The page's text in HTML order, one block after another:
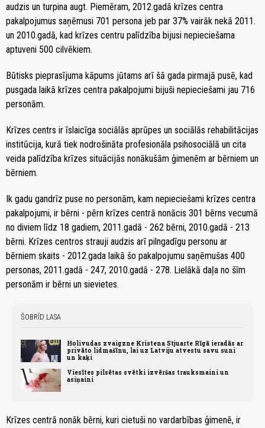
audzis un turpina augt. Piemēram, 2012.gadā krīzes centra
pakalpojumus saņēmusi 701 persona jeb par 37% vairāk nekā 2011.
un 2010.gadā, kad krīzes centru palīdzība bijusi nepieciešama
aptuveni 500 cilvēkiem.
Būtisks pieprasījuma kāpums jūtams arī šā gada pirmajā pusē, kad
pusgada laikā krīzes centra pakalpojumi bijuši nepieciešami jau 716
personām.
Krīzes centrs ir īslaicīga sociālās aprūpes un sociālās rehabilitācijas
institūcija, kurā tiek nodrošināta profesionāla psihosociālā un cita
veida palīdzība krīzes situācijās nonākušām ģimenēm ar bērniem un
bērniem.
Ik gadu gandrīz puse no personām, kam nepieciešami krīzes centra
pakalpojumi, ir bērni - pērn krīzes centrā nonācis 301 bērns vecumā
no diviem līdz 18 gadiem, 2011.gadā - 262 bērni, 2010.gadā - 213
bērni. Krīzes centros strauji audzis arī pilngadīgu personu ar
bērniem skaits - 2012.gada laikā šo pakalpojumu saņēmušas 400
personas, 2011.gadā - 247, 2010.gadā - 278. Lielākā daļa no šīm
personām ir bērni un sievietes.
ŠOBRĪD LASA
Holivudas zvaigzne Kristena Stjuarte Rīgā ieradās ar
privāto lidmašīnu, lai uz Latviju atvestu savu suni
un kaķi
Viesītes pilsētas svētki izvēršas trauksmaini un
asiņaini
Krīzes centrā nonāk bērni, kuri cietuši no vardarbības ģimenē, ir